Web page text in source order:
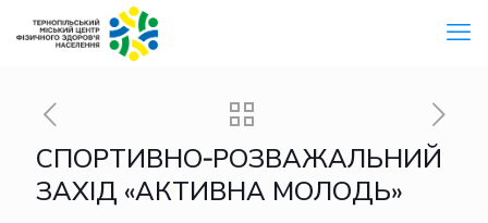
СПОРТИВНО‑РОЗВАЖАЛЬНИЙ
ЗАХІД «АКТИВНА МОЛОДЬ»